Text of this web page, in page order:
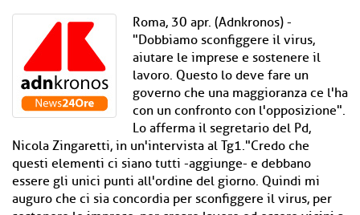
Roma, 30 apr. (Adnkronos) -
"Dobbiamo sconfiggere il virus,
aiutare le imprese e sostenere il
lavoro. Questo lo deve fare un
governo che una maggioranza ce l'ha
con un confronto con l'opposizione".
Lo afferma il segretario del Pd,
Nicola Zingaretti, in un'intervista al Tg1."Credo che
questi elementi ci siano tutti -aggiunge- e debbano
essere gli unici punti all'ordine del giorno. Quindi mi
auguro che ci sia concordia per sconfiggere il virus, per